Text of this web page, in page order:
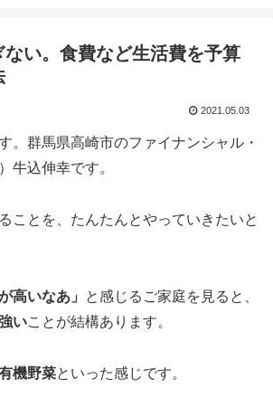
ない。食費など生活費を予算
2021.05.03
。群馬県高崎市のファイナンシャル・
牛込伸幸です。
ことを、たんたんとやっていきたいと
高いなあ」
と感じるご家庭を見ると、
いことが結構あります。
機野菜といった感じです。